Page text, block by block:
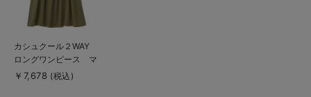
商
品
詳
を
カシュクール２WAY
ロングワンピース マ
タニティ・授乳服【出
￥7,678 (税込)